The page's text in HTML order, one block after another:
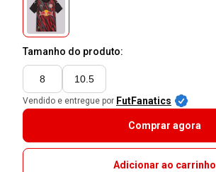
Tamanho do produto:
8 10.5
Vendido e entregue por FutFanatics
Comprar agora
Adicionar ao carrinho